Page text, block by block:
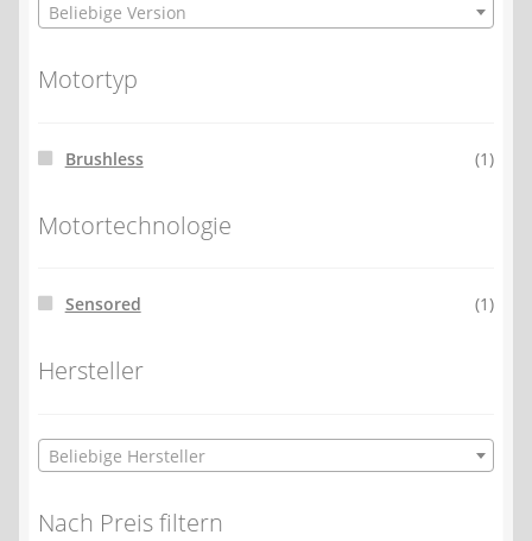
Beliebige Version
Motortyp
Brushless (1)
Motortechnologie
Sensored (1)
Hersteller
Beliebige Hersteller
Nach Preis filtern